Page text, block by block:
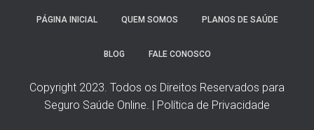
PÁGINA INICIAL QUEM SOMOS PLANOS DE SAÚDE
BLOG FALE CONOSCO
Copyright 2023. Todos os Direitos Reservados para
Seguro Saúde Online. | Política de Privacidade